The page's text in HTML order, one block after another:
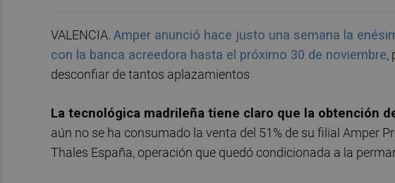
VALENCIA. Amper anunció hace justo una semana la
con la banca acreedora hasta el próximo 30 de noviembre,
desconfiar de tantos aplazamientos
La tecnológica madrileña tiene claro que la obtención
aún no se ha consumado la venta del 51% de su filial Amper
Thales España, operación que quedó condicionada a la